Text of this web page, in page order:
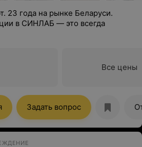
23 года на рынке Беларуси.
в СИНЛАБ — это всегда
Все цены
Задать вопрос